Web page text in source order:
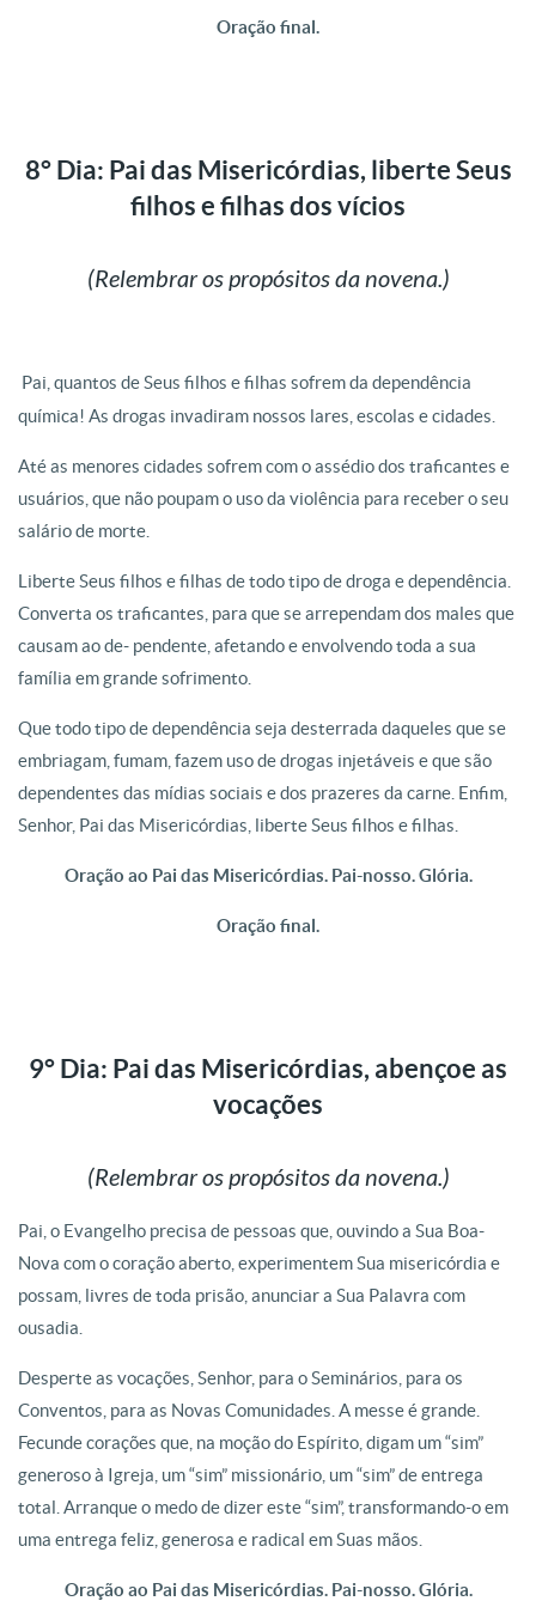
Oração final.
8° Dia: Pai das Misericórdias, liberte Seus
filhos e filhas dos vícios
(Relembrar os propósitos da novena.)
Pai, quantos de Seus filhos e filhas sofrem da dependência
química! As drogas invadiram nossos lares, escolas e cidades.
Até as menores cidades sofrem com o assédio dos traficantes e
usuários, que não poupam o uso da violência para receber o seu
salário de morte.
Liberte Seus filhos e filhas de todo tipo de droga e dependência.
Converta os traficantes, para que se arrependam dos males que
causam ao de- pendente, afetando e envolvendo toda a sua
família em grande sofrimento.
Que todo tipo de dependência seja desterrada daqueles que se
embriagam, fumam, fazem uso de drogas injetáveis e que são
dependentes das mídias sociais e dos prazeres da carne. Enfim,
Senhor, Pai das Misericórdias, liberte Seus filhos e filhas.
Oração ao Pai das Misericórdias. Pai-nosso. Glória.
Oração final.
9° Dia: Pai das Misericórdias, abençoe as
vocações
(Relembrar os propósitos da novena.)
Pai, o Evangelho precisa de pessoas que, ouvindo a Sua Boa-
Nova com o coração aberto, experimentem Sua misericórdia e
possam, livres de toda prisão, anunciar a Sua Palavra com
ousadia.
Desperte as vocações, Senhor, para o Seminários, para os
Conventos, para as Novas Comunidades. A messe é grande.
Fecunde corações que, na moção do Espírito, digam um “sim”
generoso à Igreja, um “sim” missionário, um “sim” de entrega
total. Arranque o medo de dizer este “sim”, transformando-o em
uma entrega feliz, generosa e radical em Suas mãos.
Oração ao Pai das Misericórdias. Pai-nosso. Glória.